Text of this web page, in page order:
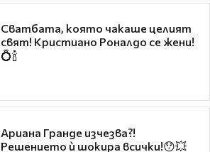
Сватбата, която чакаше целият
свят! Кристиано Роналдо се жени!
💍🍾
Ариана Гранде изчезва?!
Решението ѝ шокира всички!😯💥